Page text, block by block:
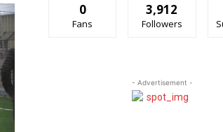
0
Fans
3,912
Followers
- Advertisement -